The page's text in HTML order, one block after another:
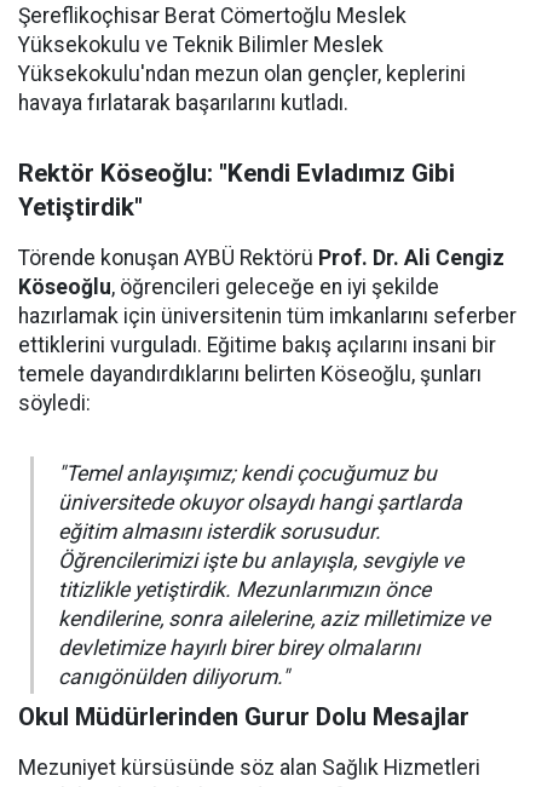
Şereflikoçhisar Berat Cömertoğlu Meslek
Yüksekokulu ve Teknik Bilimler Meslek
Yüksekokulu'ndan mezun olan gençler, keplerini
havaya fırlatarak başarılarını kutladı.
Rektör Köseoğlu: "Kendi Evladımız Gibi
Yetiştirdik"
Törende konuşan AYBÜ Rektörü Prof. Dr. Ali Cengiz
Köseoğlu, öğrencileri geleceğe en iyi şekilde
hazırlamak için üniversitenin tüm imkanlarını seferber
ettiklerini vurguladı. Eğitime bakış açılarını insani bir
temele dayandırdıklarını belirten Köseoğlu, şunları
söyledi:
"Temel anlayışımız; kendi çocuğumuz bu
üniversitede okuyor olsaydı hangi şartlarda
eğitim almasını isterdik sorusudur.
Öğrencilerimizi işte bu anlayışla, sevgiyle ve
titizlikle yetiştirdik. Mezunlarımızın önce
kendilerine, sonra ailelerine, aziz milletimize ve
devletimize hayırlı birer birey olmalarını
canıgönülden diliyorum."
Okul Müdürlerinden Gurur Dolu Mesajlar
Mezuniyet kürsüsünde söz alan Sağlık Hizmetleri